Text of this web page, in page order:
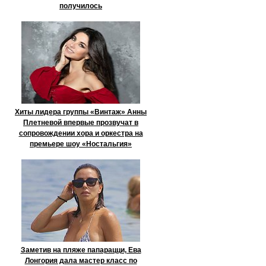
получилось
Хиты лидера группы «Винтаж» Анны
Плетневой впервые прозвучат в
сопровождении хора и оркестра на
премьере шоу «Ностальгия»
Заметив на пляже папарацци, Ева
Лонгория дала мастер класс по